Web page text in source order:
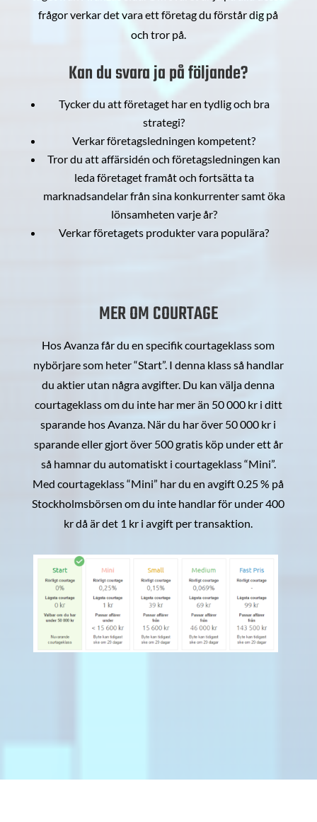
frågor verkar det vara ett företag du förstår dig på
och tror på.
Kan du svara ja på följande?
Tycker du att företaget har en tydlig och bra
strategi?
Verkar företagsledningen kompetent?
Tror du att affärsidén och företagsledningen kan
leda företaget framåt och fortsätta ta
marknadsandelar från sina konkurrenter samt öka
lönsamheten varje år?
Verkar företagets produkter vara populära?
MER OM COURTAGE
Hos Avanza får du en specifik courtageklass som
nybörjare som heter “Start”. I denna klass så handlar
du aktier utan några avgifter. Du kan välja denna
courtageklass om du inte har mer än 50 000 kr i ditt
sparande hos Avanza. När du har över 50 000 kr i
sparande eller gjort över 500 gratis köp under ett år
så hamnar du automatiskt i courtageklass “Mini”.
Med courtageklass “Mini” har du en avgift 0.25 % på
Stockholmsbörsen om du inte handlar för under 400
kr då är det 1 kr i avgift per transaktion.